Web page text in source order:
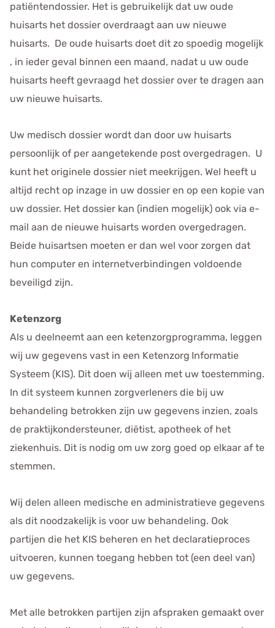
patiëntendossier. Het is gebruikelijk dat uw oude
huisarts het dossier overdraagt aan uw nieuwe
huisarts. De oude huisarts doet dit zo spoedig mogelijk
, in ieder geval binnen een maand, nadat u uw oude
huisarts heeft gevraagd het dossier over te dragen aan
uw nieuwe huisarts.
Uw medisch dossier wordt dan door uw huisarts
persoonlijk of per aangetekende post overgedragen. U
kunt het originele dossier niet meekrijgen. Wel heeft u
altijd recht op inzage in uw dossier en op een kopie van
uw dossier. Het dossier kan (indien mogelijk) ook via e-
mail aan de nieuwe huisarts worden overgedragen.
Beide huisartsen moeten er dan wel voor zorgen dat
hun computer en internetverbindingen voldoende
beveiligd zijn.
Ketenzorg
Als u deelneemt aan een ketenzorgprogramma, leggen
wij uw gegevens vast in een Ketenzorg Informatie
Systeem (KIS). Dit doen wij alleen met uw toestemming.
In dit systeem kunnen zorgverleners die bij uw
behandeling betrokken zijn uw gegevens inzien, zoals
de praktijkondersteuner, diëtist, apotheek of het
ziekenhuis. Dit is nodig om uw zorg goed op elkaar af te
stemmen.
Wij delen alleen medische en administratieve gegevens
als dit noodzakelijk is voor uw behandeling. Ook
partijen die het KIS beheren en het declaratieproces
uitvoeren, kunnen toegang hebben tot (een deel van)
uw gegevens.
Met alle betrokken partijen zijn afspraken gemaakt over